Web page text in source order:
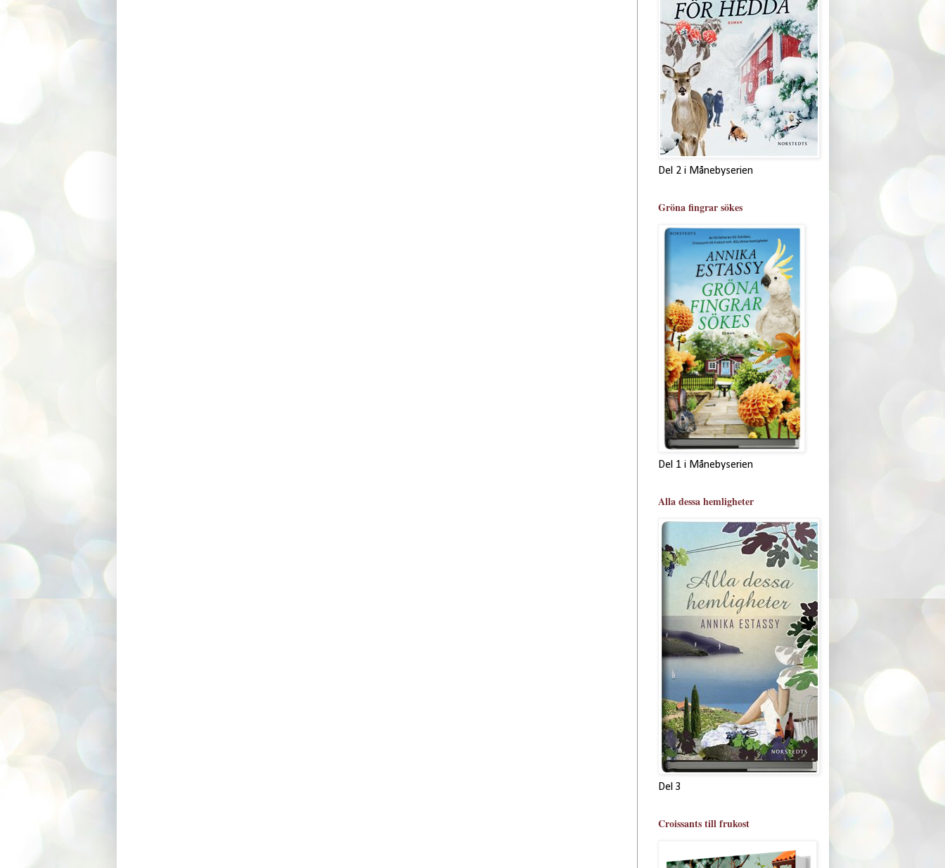
Del 2 i Månebyserien
Gröna fingrar sökes
Del 1 i Månebyserien
Alla dessa hemligheter
Del 3
Croissants till frukost